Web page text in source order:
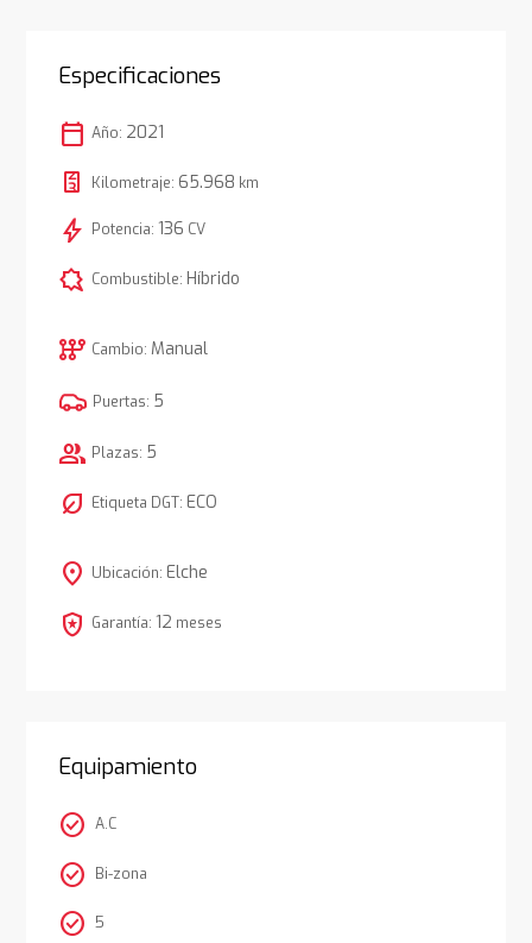
Especificaciones
calendar_today Año: 2021
Kilometraje: 65.968 km
bolt Potencia: 136 CV
comic_bubble Combustible: Híbrido
auto_transmission Cambio: Manual
Puertas: 5
group Plazas: 5
nest_eco_leaf Etiqueta DGT: ECO
location_on Ubicación: Elche
local_police Garantía: 12 meses
Equipamiento
check_circle A.C
check_circle Bi-zona
check_circle 5